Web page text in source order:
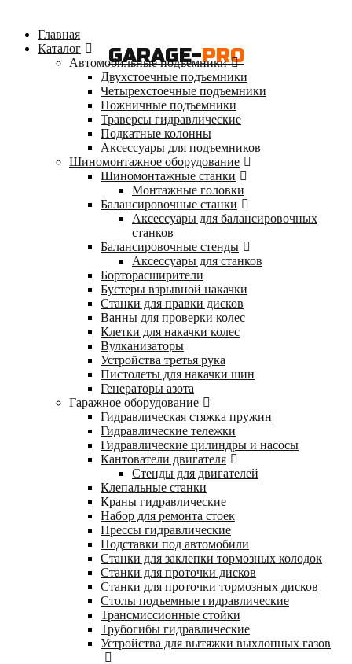
GARAGE-PRO
Главная
Каталог
Автомобильные подъемники
Двухстоечные подъемники
Четырехстоечные подъемники
Ножничные подъемники
Траверсы гидравлические
Подкатные колонны
Аксессуары для подъемников
Шиномонтажное оборудование
Шиномонтажные станки
Монтажные головки
Балансировочные станки
Аксессуары для балансировочных
станков
Балансировочные стенды
Аксессуары для станков
Борторасширители
Бустеры взрывной накачки
Станки для правки дисков
Ванны для проверки колес
Клетки для накачки колес
Вулканизаторы
Устройства третья рука
Пистолеты для накачки шин
Генераторы азота
Гаражное оборудование
Гидравлическая стяжка пружин
Гидравлические тележки
Гидравлические цилиндры и насосы
Кантователи двигателя
Стенды для двигателей
Клепальные станки
Краны гидравлические
Набор для ремонта стоек
Прессы гидравлические
Подставки под автомобили
Станки для заклепки тормозных колодок
Станки для проточки дисков
Станки для проточки тормозных дисков
Столы подъемные гидравлические
Трансмиссионные стойки
Трубогибы гидравлические
Устройства для вытяжки выхлопных газов